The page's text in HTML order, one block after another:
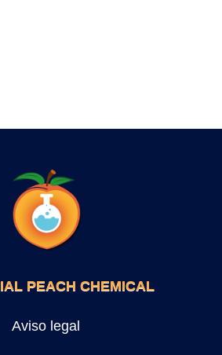
PEACH CHEMICAL
Aviso legal